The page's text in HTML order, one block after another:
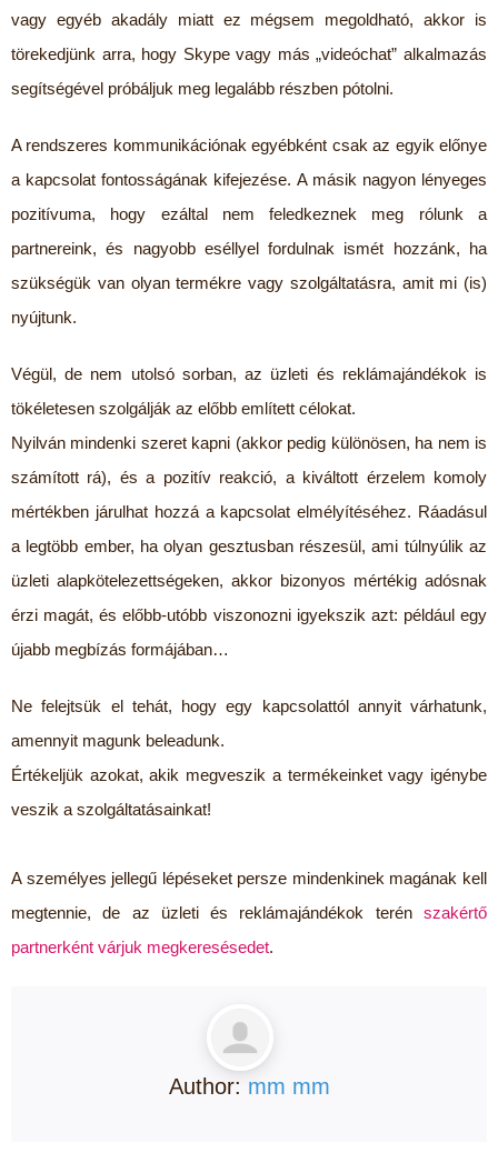
vagy egyéb akadály miatt ez mégsem megoldható, akkor is
törekedjünk arra, hogy Skype vagy más „videóchat” alkalmazás
segítségével próbáljuk meg legalább részben pótolni.
A rendszeres kommunikációnak egyébként csak az egyik előnye
a kapcsolat fontosságának kifejezése. A másik nagyon lényeges
pozitívuma, hogy ezáltal nem feledkeznek meg rólunk a
partnereink, és nagyobb eséllyel fordulnak ismét hozzánk, ha
szükségük van olyan termékre vagy szolgáltatásra, amit mi (is)
nyújtunk.
Végül, de nem utolsó sorban, az üzleti és reklámajándékok is
tökéletesen szolgálják az előbb említett célokat.
Nyilván mindenki szeret kapni (akkor pedig különösen, ha nem is
számított rá), és a pozitív reakció, a kiváltott érzelem komoly
mértékben járulhat hozzá a kapcsolat elmélyítéséhez. Ráadásul
a legtöbb ember, ha olyan gesztusban részesül, ami túlnyúlik az
üzleti alapkötelezettségeken, akkor bizonyos mértékig adósnak
érzi magát, és előbb-utóbb viszonozni igyekszik azt: például egy
újabb megbízás formájában…
Ne felejtsük el tehát, hogy egy kapcsolattól annyit várhatunk,
amennyit magunk beleadunk.
Értékeljük azokat, akik megveszik a termékeinket vagy igénybe
veszik a szolgáltatásainkat!
A személyes jellegű lépéseket persze mindenkinek magának kell
megtennie, de az üzleti és reklámajándékok terén szakértő
partnerként várjuk megkeresésedet.
Author: mm mm